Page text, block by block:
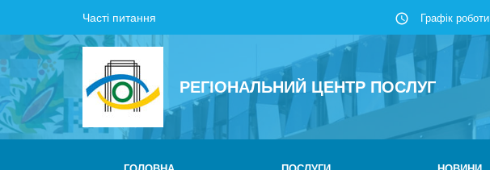
Часті питання Графік роботи
РЕГІОНАЛЬНИЙ ЦЕНТР ПОСЛУГ